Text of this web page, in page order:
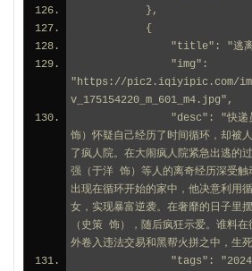
            },
            {
"https://pic2.iqiyipic.com/
v_175154220_m_601_m4.jpg",
饰）怀疑自己经历了时间循环，却被
了疯人院。在大闹疯人院紧急出逃的
强（于洋 饰）等人的离奇经历深受触
出现在循环开始的家中，他决意利用
女，实现暴富逆袭。在奢靡的日子里
（史策 饰），随后疯狂示爱。谁料
外卷入违法交易和黑帮火拼之中，生